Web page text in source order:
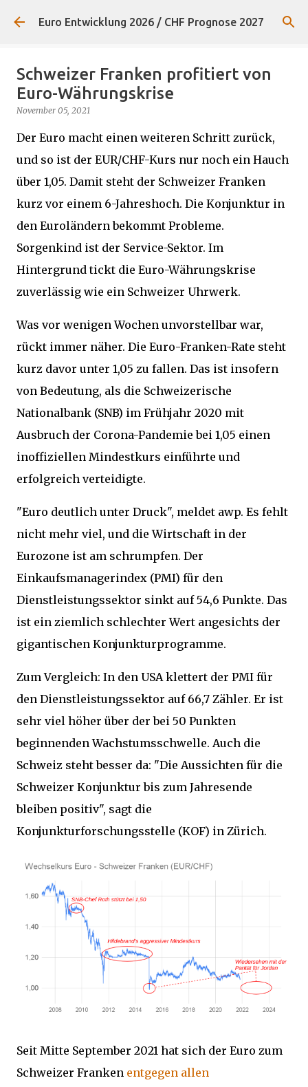
Direkt zum Hauptbereich
Euro Entwicklung 2026 / CHF Prognose 2027
Schweizer Franken profitiert von
Euro-Währungskrise
November 05, 2021
Der Euro macht einen weiteren Schritt zurück,
und so ist der EUR/CHF-Kurs nur noch ein Hauch
über 1,05. Damit steht der Schweizer Franken
kurz vor einem 6-Jahreshoch. Die Konjunktur in
den Euroländern bekommt Probleme.
Sorgenkind ist der Service-Sektor. Im
Hintergrund tickt die Euro-Währungskrise
zuverlässig wie ein Schweizer Uhrwerk.
Was vor wenigen Wochen unvorstellbar war,
rückt immer näher. Die Euro-Franken-Rate steht
kurz davor unter 1,05 zu fallen. Das ist insofern
von Bedeutung, als die Schweizerische
Nationalbank (SNB) im Frühjahr 2020 mit
Ausbruch der Corona-Pandemie bei 1,05 einen
inoffiziellen Mindestkurs einführte und
erfolgreich verteidigte.
"Euro deutlich unter Druck", meldet awp. Es fehlt
nicht mehr viel, und die Wirtschaft in der
Eurozone ist am schrumpfen. Der
Einkaufsmanagerindex (PMI) für den
Dienstleistungssektor sinkt auf 54,6 Punkte. Das
ist ein ziemlich schlechter Wert angesichts der
gigantischen Konjunkturprogramme.
Zum Vergleich: In den USA klettert der PMI für
den Dienstleistungssektor auf 66,7 Zähler. Er ist
sehr viel höher über der bei 50 Punkten
beginnenden Wachstumsschwelle. Auch die
Schweiz steht besser da: "Die Aussichten für die
Schweizer Konjunktur bis zum Jahresende
bleiben positiv", sagt die
Konjunkturforschungsstelle (KOF) in Zürich.
Seit Mitte September 2021 hat sich der Euro zum
Schweizer Franken entgegen allen